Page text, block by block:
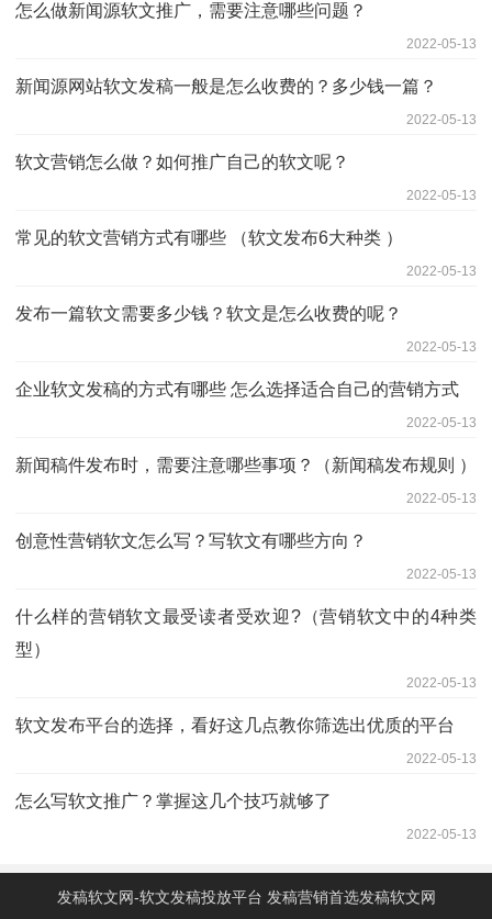
怎么做新闻源软文推广，需要注意哪些问题？
2022-05-13
新闻源网站软文发稿一般是怎么收费的？多少钱一篇？
2022-05-13
软文营销怎么做？如何推广自己的软文呢？
2022-05-13
常见的软文营销方式有哪些 （软文发布6大种类 ）
2022-05-13
发布一篇软文需要多少钱？软文是怎么收费的呢？
2022-05-13
企业软文发稿的方式有哪些 怎么选择适合自己的营销方式
2022-05-13
新闻稿件发布时，需要注意哪些事项？（新闻稿发布规则 ）
2022-05-13
创意性营销软文怎么写？写软文有哪些方向？
2022-05-13
什么样的营销软文最受读者受欢迎?（营销软文中的4种类
型）
2022-05-13
软文发布平台的选择，看好这几点教你筛选出优质的平台
2022-05-13
怎么写软文推广？掌握这几个技巧就够了
2022-05-13
发稿软文网-软文发稿投放平台 发稿营销首选发稿软文网